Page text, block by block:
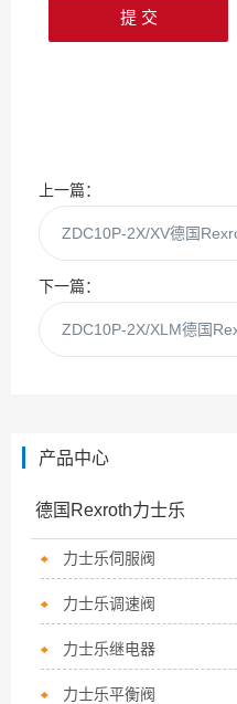
上一篇：
下一篇：
产品中心
德国Rexroth力士乐
力士乐伺服阀
力士乐调速阀
力士乐继电器
力士乐平衡阀